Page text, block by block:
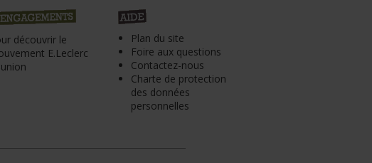
découvrir le
E.Leclerc
Plan du site
Foire aux questions
Contactez-nous
Charte de protection
des données
personnelles